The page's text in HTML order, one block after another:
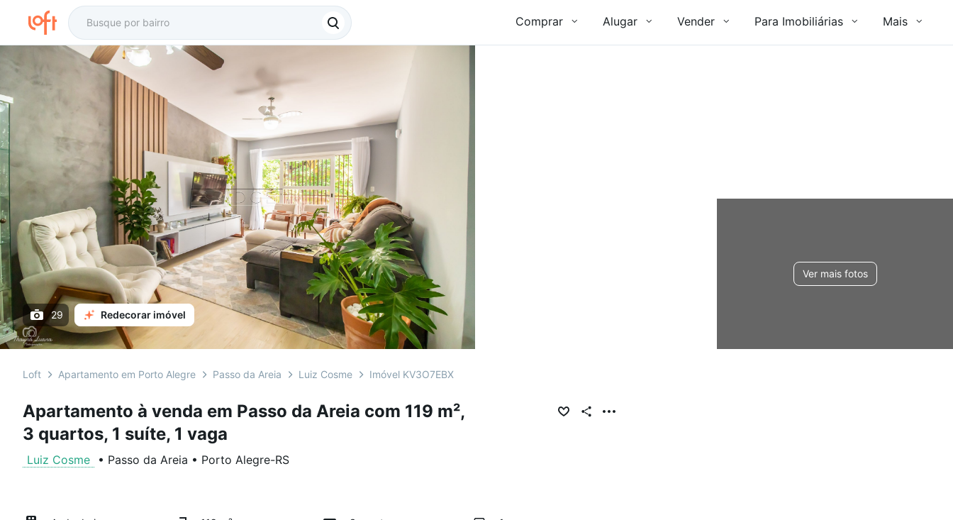
Comprar Alugar Vender Para Imobiliárias Mais
Ver mais fotos
29 Redecorar imóvel
Loft Apartamento em Porto Alegre Passo da Areia Luiz Cosme Imóvel KV3O7EBX
Apartamento à venda em Passo da Areia com 119 m²,
3 quartos, 1 suíte, 1 vaga
Luiz Cosme • Passo da Areia • Porto Alegre-RS